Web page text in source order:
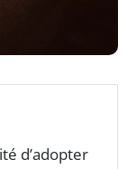
d’adopter